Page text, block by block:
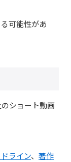
可能性があ
ショート動画
ライン、 著作